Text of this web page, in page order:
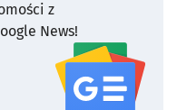
z
News!
serwisu